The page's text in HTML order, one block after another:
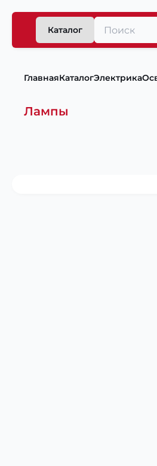
Каталог
ГлавнаяКаталогЭлектрика
Лампы